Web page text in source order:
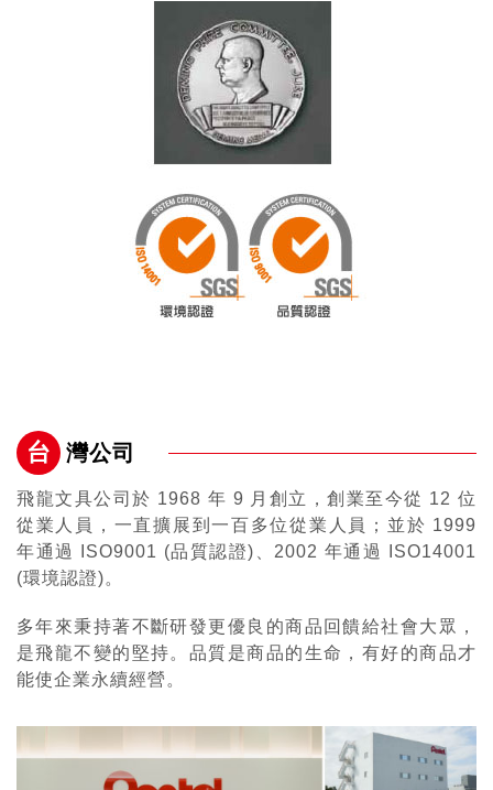
台 灣公司
飛龍文具公司於 1968 年 9 月創立，創業至今從 12 位
從業人員，一直擴展到一百多位從業人員；並於 1999
年通過 ISO9001 (品質認證)、2002 年通過 ISO14001
(環境認證)。
多年來秉持著不斷研發更優良的商品回饋給社會大眾，
是飛龍不變的堅持。品質是商品的生命，有好的商品才
能使企業永續經營。